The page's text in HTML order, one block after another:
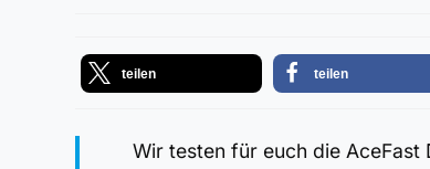
teilen teilen
Wir testen für euch die